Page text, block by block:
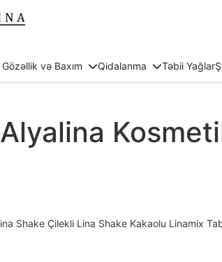
Gözəllik və Baxım Qidalanma Təbii Yağlar
Alyalina